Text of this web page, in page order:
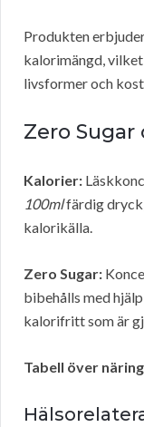
Produkten
kalorimängd,
livsformer och
Zero Sugar
Kalorier:
100mlfärdig
kalorikälla.
Zero Sugar:
bibehålls med
kalorifritt som är
Tabell över